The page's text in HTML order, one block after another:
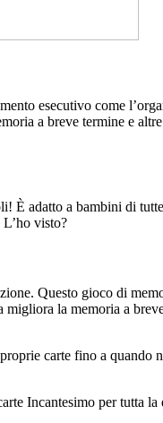
esecutivo come
a breve termine e
adatto a bambini di
visto?
Questo gioco di
la memoria a
carte fino a quando
Incantesimo per tutta la